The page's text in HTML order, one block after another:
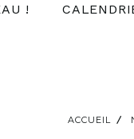
!
ACCUEIL